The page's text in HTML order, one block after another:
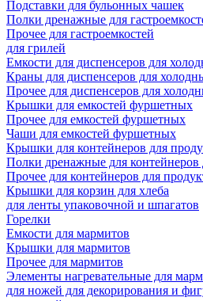
Подставки для бульонных чашек
Полки дренажные для
Прочее для гастроемкостей
для грилей
Емкости для диспенсеров для
Краны для диспенсеров для
Прочее для диспенсеров для
Крышки для емкостей фуршетных
Прочее для емкостей фуршетных
Чаши для емкостей фуршетных
Крышки для контейнеров для
Полки дренажные для контейнеров
Прочее для контейнеров для
Крышки для корзин для хлеба
для ленты упаковочной и шпагатов
Горелки
Емкости для мармитов
Крышки для мармитов
Прочее для мармитов
Элементы нагревательные для
для ножей для декорирования и